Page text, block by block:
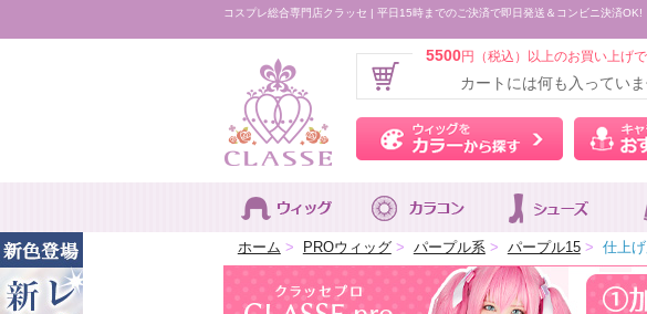
コスプレ総合専門店クラッセ | 平日15時までのご決済で即日発送＆コンビニ決済OK!
5500円（税込）以上のお買い上げで
カートには何も入ってい
ウィッグ
ホーム > PROウィッグ > パープル系 > パープル15 > 仕上